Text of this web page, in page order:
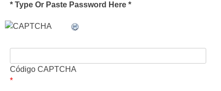
* Type Or Paste Password Here *
Código CAPTCHA
*